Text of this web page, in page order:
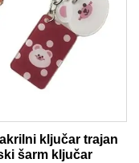
ključar trajan
šarm ključar